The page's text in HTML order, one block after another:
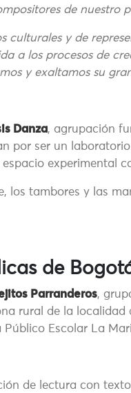
de nuestro
culturales y de
a los procesos de
y exaltamos su
Danza, agrupación
por ser un
experimental
los tambores y las
de
Parranderos,
rural de la localidad
Escolar La
de lectura con